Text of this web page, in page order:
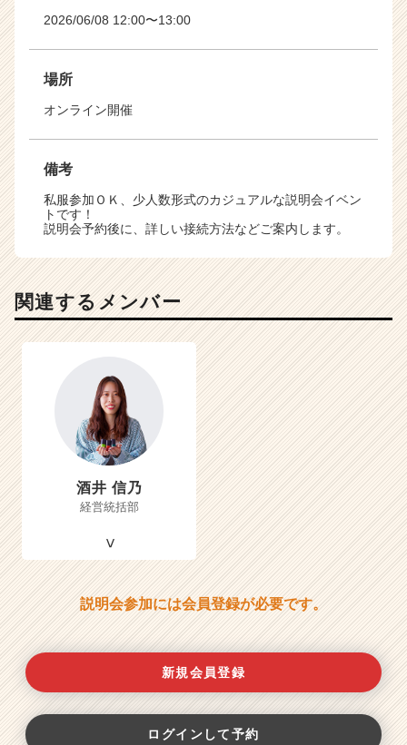
2026/06/08 12:00〜13:00
場所
オンライン開催
備考
私服参加ＯＫ、少人数形式のカジュアルな説明会イベン
トです！
説明会予約後に、詳しい接続方法などご案内します。
関連するメンバー
酒井 信乃
経営統括部
説明会参加には会員登録が必要です。
新規会員登録
ログインして予約